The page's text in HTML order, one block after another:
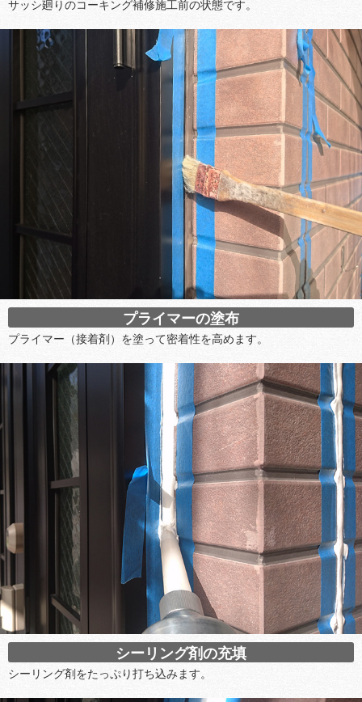
サッシ廻りのコーキング補修施工前の状態です。
プライマーの塗布
プライマー（接着剤）を塗って密着性を高めます。
シーリング剤の充填
シーリング剤をたっぷり打ち込みます。